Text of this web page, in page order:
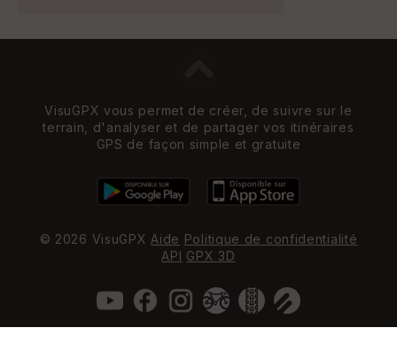
VisuGPX vous permet de créer, de suivre sur le
terrain, d'analyser et de partager vos itinéraires
GPS de façon simple et gratuite
© 2026 VisuGPX Aide Politique de confidentialité
API GPX 3D